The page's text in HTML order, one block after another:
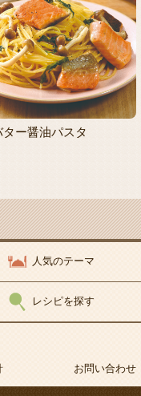
ー醤油パスタ
人気のテーマ
レシピを探す
お問い合わせ